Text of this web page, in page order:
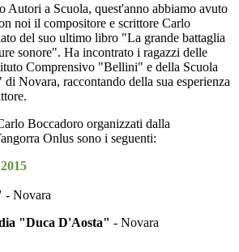
Autori a Scuola, quest'anno abbiamo avuto
noi il compositore e scrittore Carlo
del suo ultimo libro "La grande battaglia
sonore". Ha incontrato i ragazzi delle
Comprensivo "Bellini" e della Scuola
Novara, raccontando della sua esperienza
Boccadoro organizzati dalla
Onlus sono i seguenti:
- Novara
"Duca D'Aosta" - Novara